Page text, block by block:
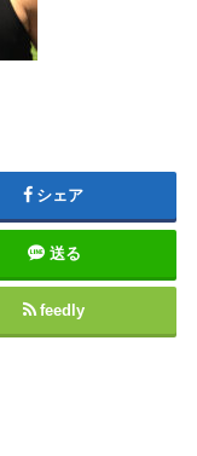
シェア
送る
feedly